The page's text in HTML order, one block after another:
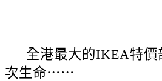
全港最大的IKEA特價
次生命⋯⋯